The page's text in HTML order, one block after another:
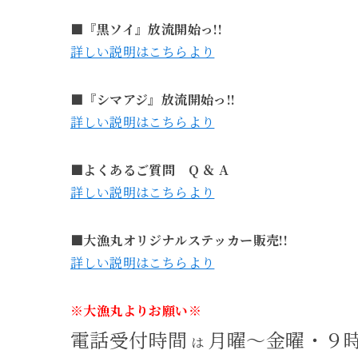
■『黒ソイ』放流開始っ!!
詳しい説明はこちらより
■『シマアジ』放流開始っ!!
詳しい説明はこちらより
■よくあるご質問 Q ＆ A
詳しい説明はこちらより
■大漁丸オリジナルステッカー販売!!
詳しい説明はこちらより
※大漁丸よりお願い※
電話受付時間 は 月曜～金曜・９